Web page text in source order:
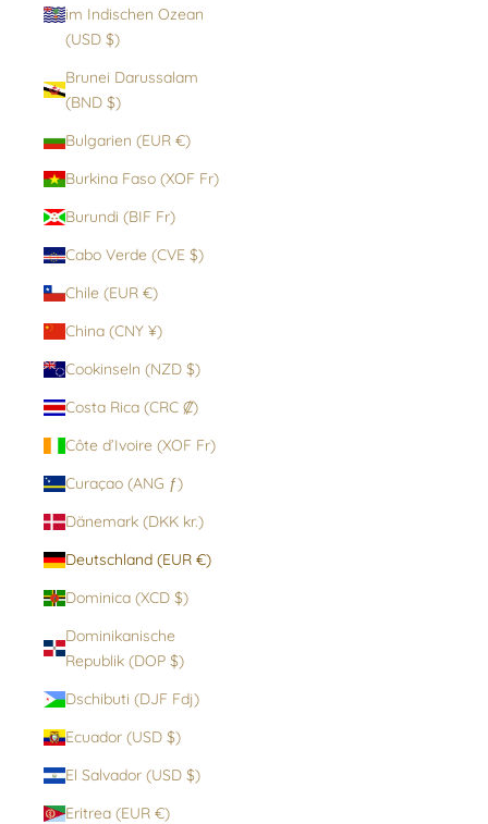
im Indischen Ozean
(USD $)
Brunei Darussalam
(BND $)
Bulgarien (EUR €)
Burkina Faso (XOF Fr)
Burundi (BIF Fr)
Cabo Verde (CVE $)
Chile (EUR €)
China (CNY ¥)
Cookinseln (NZD $)
Costa Rica (CRC ₡)
Côte d’Ivoire (XOF Fr)
Curaçao (ANG ƒ)
Dänemark (DKK kr.)
Deutschland (EUR €)
Dominica (XCD $)
Dominikanische
Republik (DOP $)
Dschibuti (DJF Fdj)
Ecuador (USD $)
El Salvador (USD $)
Eritrea (EUR €)